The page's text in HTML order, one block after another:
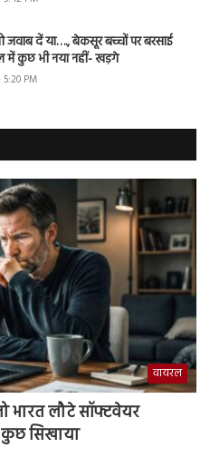
जवाब दें या…., बेकसूर बच्चों पर बरसाई
में कुछ भी नया नहीं- खड़गे
PM
वायरल
भारत लौटे सॉफ्टवेयर
सिखाया